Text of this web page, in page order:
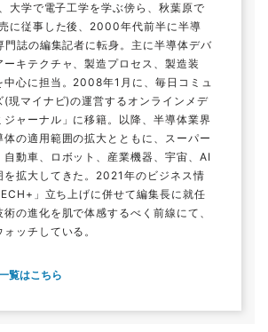
大学で電子工学を学ぶ傍ら、秋葉原で
に従事した後、2000年代前半に半導
門誌の編集記者に転身。主に半導体デバ
ーキテクチャ、製造プロセス、製造装
中心に担当。2008年1月に、毎日コミュ
(現マイナビ)の運営するオンラインメデ
ジャーナル」に移籍。以降、半導体業界
体の適用範囲の拡大とともに、スーパー
自動車、ロボット、産業機器、宇宙、AI
を拡大してきた。2021年のビジネス情
」立ち上げに併せて編集長に就任
の進化を肌で体感するべく前線にて、
ッチしている。
覧はこちら